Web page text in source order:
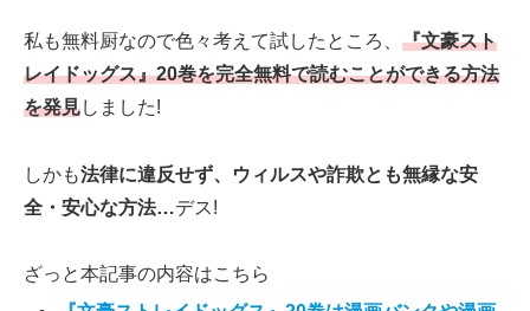
私も無料厨なので色々考えて試したところ、 『文豪スト
レイドッグス』20巻を完全無料で読むことができる方法
を発見しました!
しかも法律に違反せず、ウィルスや詐欺とも無縁な安
全・安心な方法…デス!
ざっと本記事の内容はこちら